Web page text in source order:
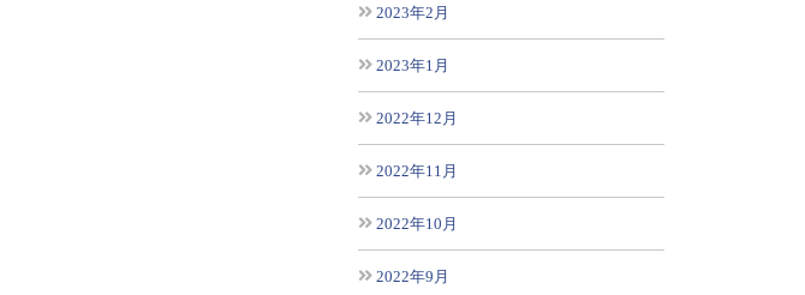
2023年2月
2023年1月
2022年12月
2022年11月
2022年10月
2022年9月